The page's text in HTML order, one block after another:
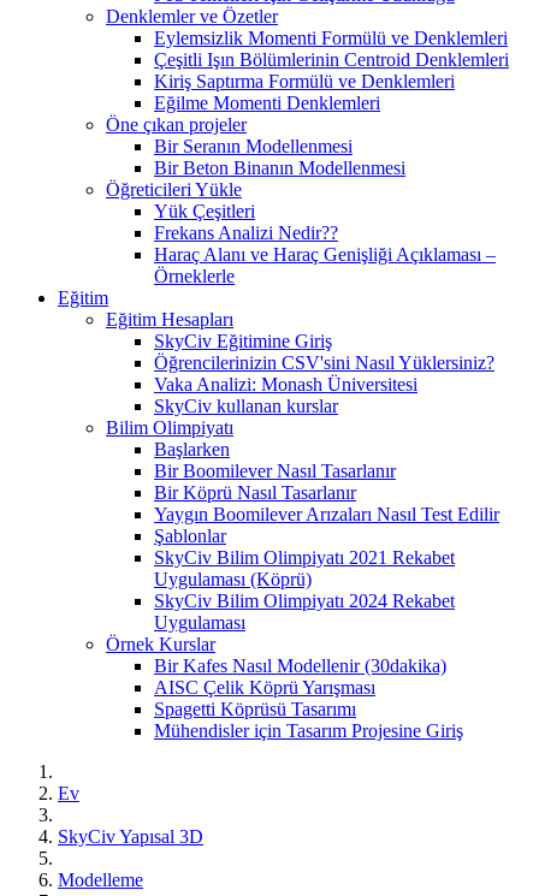
Denklemler ve Özetler
Eylemsizlik Momenti Formülü ve Denklemleri
Çeşitli Işın Bölümlerinin Centroid Denklemleri
Kiriş Saptırma Formülü ve Denklemleri
Eğilme Momenti Denklemleri
Öne çıkan projeler
Bir Seranın Modellenmesi
Bir Beton Binanın Modellenmesi
Öğreticileri Yükle
Yük Çeşitleri
Frekans Analizi Nedir??
Haraç Alanı ve Haraç Genişliği Açıklaması –
Örneklerle
Eğitim
Eğitim Hesapları
SkyCiv Eğitimine Giriş
Öğrencilerinizin CSV'sini Nasıl Yüklersiniz?
Vaka Analizi: Monash Üniversitesi
SkyCiv kullanan kurslar
Bilim Olimpiyatı
Başlarken
Bir Boomilever Nasıl Tasarlanır
Bir Köprü Nasıl Tasarlanır
Yaygın Boomilever Arızaları Nasıl Test Edilir
Şablonlar
SkyCiv Bilim Olimpiyatı 2021 Rekabet
Uygulaması (Köprü)
SkyCiv Bilim Olimpiyatı 2024 Rekabet
Uygulaması
Örnek Kurslar
Bir Kafes Nasıl Modellenir (30dakika)
AISC Çelik Köprü Yarışması
Spagetti Köprüsü Tasarımı
Mühendisler için Tasarım Projesine Giriş
Ev
SkyCiv Yapısal 3D
Modelleme